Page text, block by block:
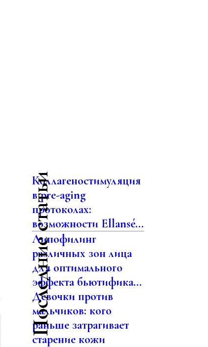
Последние статьи
Коллагеностимуляция
в pre-aging
протоколах:
возможности Ellansé...
Липофилинг
различных зон лица
для оптимального
эффекта бьютифика...
Девочки против
мальчиков: кого
раньше затрагивает
старение кожи